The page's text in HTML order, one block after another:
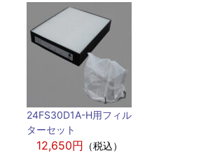
24FS30D1A-H用フィル
ターセット
12,650円 （税込）